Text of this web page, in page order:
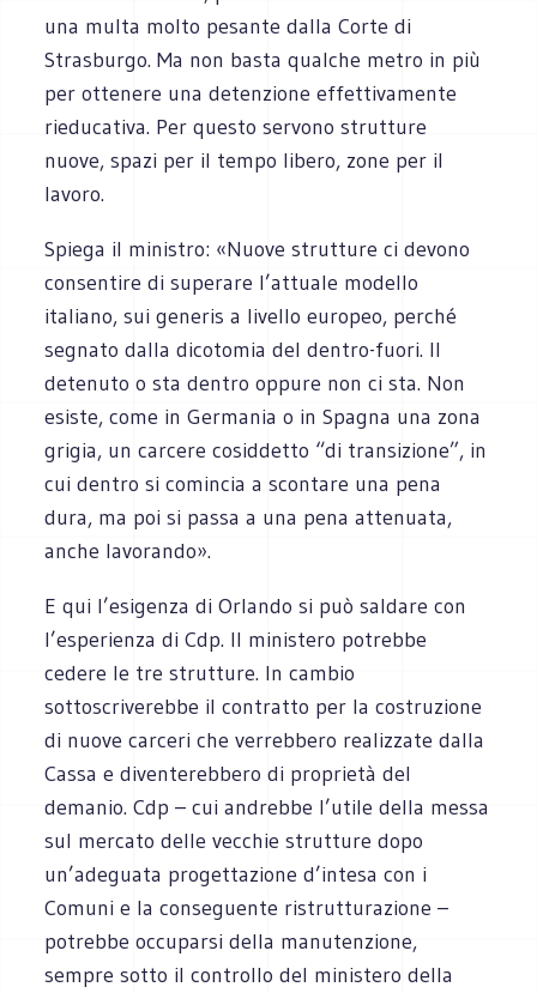
una multa molto pesante dalla Corte di
Strasburgo. Ma non basta qualche metro in più
per ottenere una detenzione effettivamente
rieducativa. Per questo servono strutture
nuove, spazi per il tempo libero, zone per il
lavoro.
Spiega il ministro: «Nuove strutture ci devono
consentire di superare l’attuale modello
italiano, sui generis a livello europeo, perché
segnato dalla dicotomia del dentro-fuori. Il
detenuto o sta dentro oppure non ci sta. Non
esiste, come in Germania o in Spagna una zona
grigia, un carcere cosiddetto “di transizione”, in
cui dentro si comincia a scontare una pena
dura, ma poi si passa a una pena attenuata,
anche lavorando».
E qui l’esigenza di Orlando si può saldare con
l’esperienza di Cdp. Il ministero potrebbe
cedere le tre strutture. In cambio
sottoscriverebbe il contratto per la costruzione
di nuove carceri che verrebbero realizzate dalla
Cassa e diventerebbero di proprietà del
demanio. Cdp – cui andrebbe l’utile della messa
sul mercato delle vecchie strutture dopo
un’adeguata progettazione d’intesa con i
Comuni e la conseguente ristrutturazione –
potrebbe occuparsi della manutenzione,
sempre sotto il controllo del ministero della